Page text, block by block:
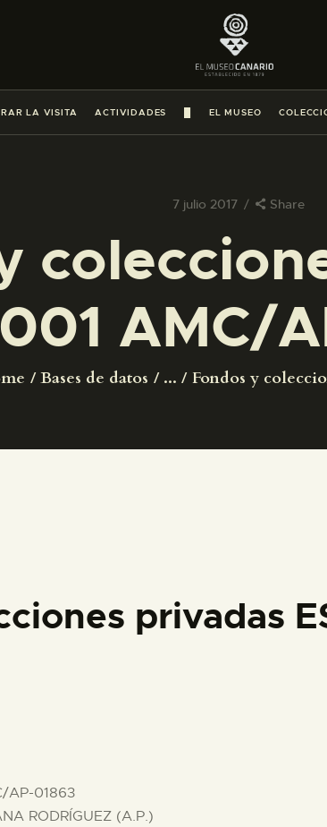
LA VISITA ACTIVIDADES EL MUSEO
7 julio 2017 Share
AMC/
Bases de datos ... Fondos y
PREPARAR LA VISITA
ACTIVIDADES
█
COLECCIONES
DIDÁCTICA
ESPAÑOL
privadas
AP-01863
RODRÍGUEZ (A.P.)